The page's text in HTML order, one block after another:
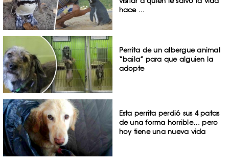
hace ...
Perrita de un albergue animal
“baila” para que alguien la
adopte
Esta perrita perdió sus 4 patas
de una forma horrible… pero
hoy tiene una nueva vida